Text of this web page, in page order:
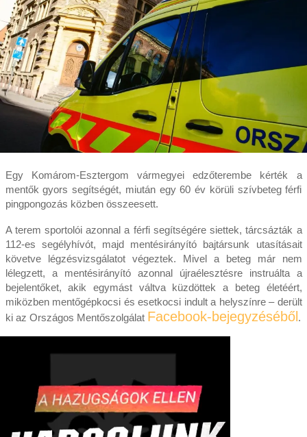
Egy Komárom-Esztergom vármegyei edzőterembe kérték a
mentők gyors segítségét, miután egy 60 év körüli szívbeteg férfi
pingpongozás közben összeesett.
A terem sportolói azonnal a férfi segítségére siettek, tárcsázták a
112-es segélyhívót, majd mentésirányító bajtársunk utasításait
követve légzésvizsgálatot végeztek. Mivel a beteg már nem
lélegzett, a mentésirányító azonnal újraélesztésre instruálta a
bejelentőket, akik egymást váltva küzdöttek a beteg életéért,
miközben mentőgépkocsi és esetkocsi indult a helyszínre – derült
ki az Országos Mentőszolgálat Facebook-bejegyzéséből .